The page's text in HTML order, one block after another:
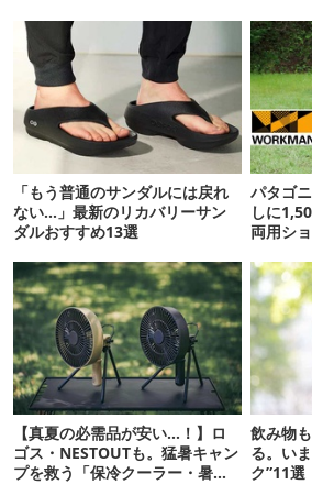
「もう普通のサンダルには戻れ
ない…」最新のリカバリーサン
ダルおすすめ13選
パタゴ
しに
両用シ
【真夏の必需品が安い…！】ロ
ゴス・NESTOUTも。猛暑キャン
プを救う「保冷クーラー・暑さ
飲み物
る。い
ク”11選